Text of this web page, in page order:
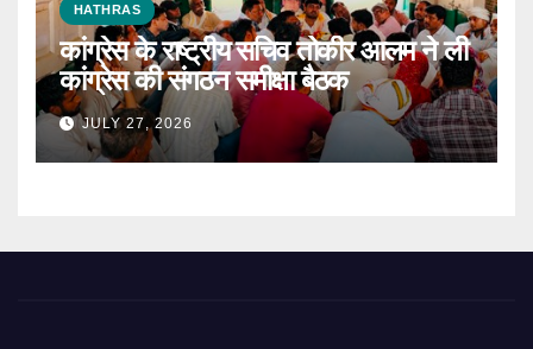
HATHRAS
कांग्रेस के राष्ट्रीय सचिव तोकीर आलम ने ली
कांग्रेस की संगठन समीक्षा बैठक
JULY 27, 2026